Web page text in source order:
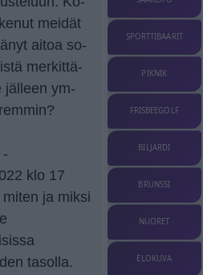
mei­dät
ai­toa so­
mer­kit­tä­
jäl­leen ym­
klo 17
ja miksi
tasolla.
SPORTTIBAARIT
PIKNIK
FRISBEEGOLF
BILJARDI
BRUNSSI
NUORET
ELOKUVA